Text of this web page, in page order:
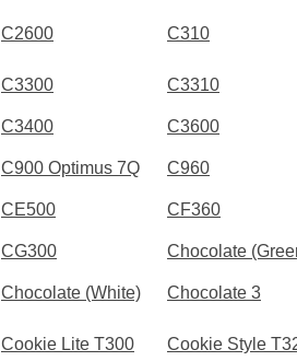
C2600 C310
C3300 C3310
C3400 C3600
C900 Optimus 7Q C960
CE500 CF360
CG300 Chocolate
Chocolate (White) Chocolate 3
Cookie Lite T300 Cookie Style